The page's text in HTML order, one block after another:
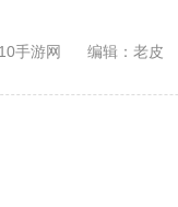
手游网 编辑：老皮